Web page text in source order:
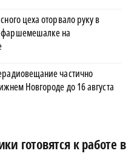
цеха оторвало руку в
на
частично
Новгороде до 16 августа
готовятся к работе в